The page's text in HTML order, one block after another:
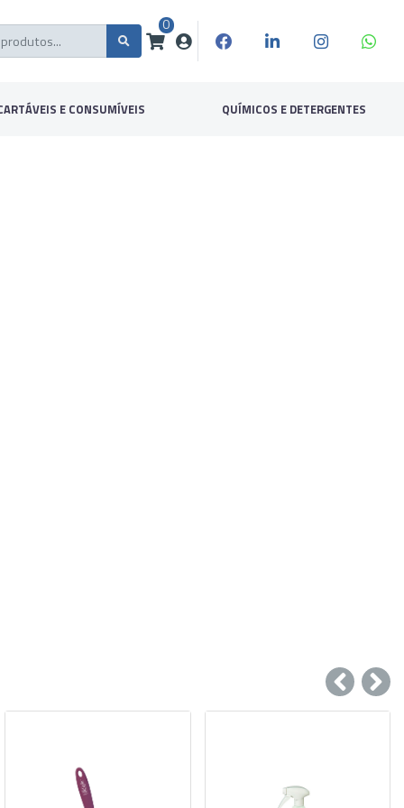
0
E CONSUMÍVEIS QUÍMICOS E DETERGENTES